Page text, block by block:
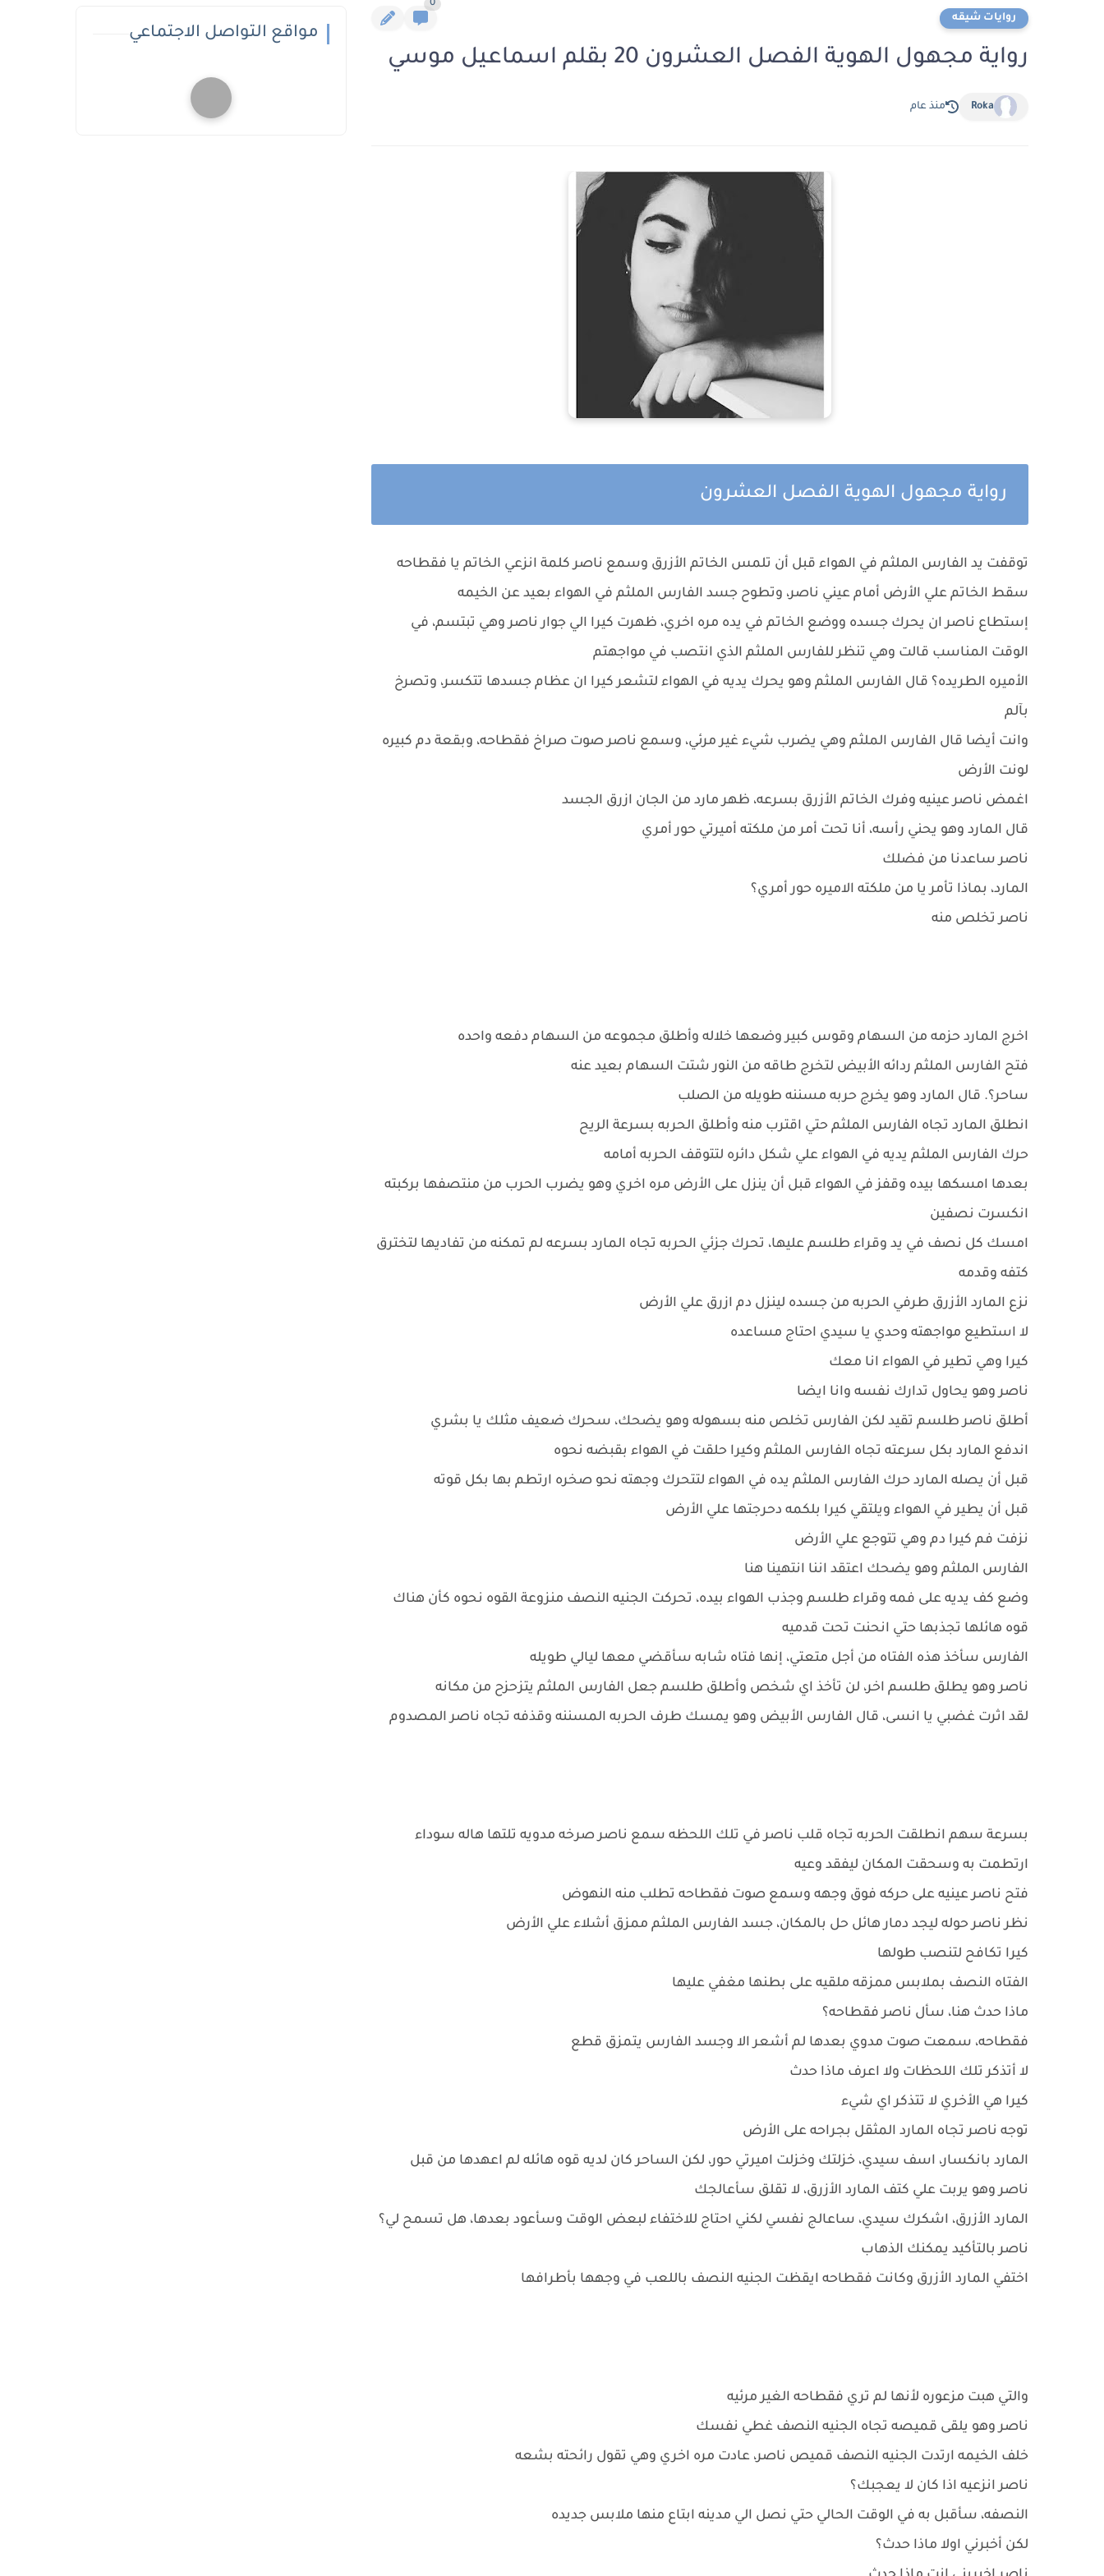
روايات شيقه
0
رواية مجهول الهوية الفصل العشرون 20 بقلم اسماعيل موسي
Roka منذ عام
رواية مجهول الهوية الفصل العشرون
توقفت يد الفارس الملثم في الهواء قبل أن تلمس الخاتم الأزرق وسمع ناصر كلمة انزعي الخاتم يا فقطاحه
سقط الخاتم علي الأرض أمام عيني ناصر، وتطوح جسد الفارس الملثم في الهواء بعيد عن الخيمه
إستطاع ناصر ان يحرك جسده ووضع الخاتم في يده مره اخري، ظهرت كيرا الي جوار ناصر وهي تبتسم، في
الوقت المناسب قالت وهي تنظر للفارس الملثم الذي انتصب في مواجهتم
الأميره الطريده؟ قال الفارس الملثم وهو يحرك يديه في الهواء لتشعر كيرا ان عظام جسدها تتكسر، وتصرخ
بآلم
وانت أيضا قال الفارس الملثم وهي يضرب شيء غير مرئي، وسمع ناصر صوت صراخ فقطاحه، وبقعة دم كبيره
لونت الأرض
اغمض ناصر عينيه وفرك الخاتم الأزرق بسرعه، ظهر مارد من الجان ازرق الجسد
قال المارد وهو يحني رأسه، أنا تحت أمر من ملكته أميرتي حور أمري
ناصر ساعدنا من فضلك
المارد، بماذا تأمر يا من ملكته الاميره حور أمري؟
ناصر تخلص منه
اخرج المارد حزمه من السهام وقوس كبير وضعها خلاله وأطلق مجموعه من السهام دفعه واحده
فتح الفارس الملثم ردائه الأبيض لتخرج طاقه من النور شتت السهام بعيد عنه
ساحر؟. قال المارد وهو يخرج حربه مسننه طويله من الصلب
انطلق المارد تجاه الفارس الملثم حتي اقترب منه وأطلق الحربه بسرعة الريح
حرك الفارس الملثم يديه في الهواء علي شكل دائره لتتوقف الحربه أمامه
بعدها امسكها بيده وقفز في الهواء قبل أن ينزل على الأرض مره اخري وهو يضرب الحرب من منتصفها بركبته
انكسرت نصفين
امسك كل نصف في يد وقراء طلسم عليها، تحرك جزئي الحربه تجاه المارد بسرعه لم تمكنه من تفاديها لتخترق
كتفه وقدمه
نزع المارد الأزرق طرفي الحربه من جسده لينزل دم ازرق علي الأرض
لا استطيع مواجهته وحدي يا سيدي احتاج مساعده
كيرا وهي تطير في الهواء انا معك
ناصر وهو يحاول تدارك نفسه وانا ايضا
أطلق ناصر طلسم تقيد لكن الفارس تخلص منه بسهوله وهو يضحك، سحرك ضعيف مثلك يا بشري
اندفع المارد بكل سرعته تجاه الفارس الملثم وكيرا حلقت في الهواء بقبضه نحوه
قبل أن يصله المارد حرك الفارس الملثم يده في الهواء لتتحرك وجهته نحو صخره ارتطم بها بكل قوته
قبل أن يطير في الهواء ويلتقي كيرا بلكمه دحرجتها علي الأرض
نزفت فم كيرا دم وهي تتوجع علي الأرض
الفارس الملثم وهو يضحك اعتقد اننا انتهينا هنا
وضع كف يديه على فمه وقراء طلسم وجذب الهواء بيده، تحركت الجنيه النصف منزوعة القوه نحوه كأن هناك
قوه هائلها تجذبها حتي انحنت تحت قدميه
الفارس سأخذ هذه الفتاه من أجل متعتي، إنها فتاه شابه سأقضي معها ليالي طويله
ناصر وهو يطلق طلسم اخر، لن تأخذ اي شخص وأطلق طلسم جعل الفارس الملثم يتزحزح من مكانه
لقد اثرت غضبي يا انسى، قال الفارس الأبيض وهو يمسك طرف الحربه المسننه وقذفه تجاه ناصر المصدوم
بسرعة سهم انطلقت الحربه تجاه قلب ناصر في تلك اللحظه سمع ناصر صرخه مدويه تلتها هاله سوداء
ارتطمت به وسحقت المكان ليفقد وعيه
فتح ناصر عينيه على حركه فوق وجهه وسمع صوت فقطاحه تطلب منه النهوض
نظر ناصر حوله ليجد دمار هائل حل بالمكان، جسد الفارس الملثم ممزق أشلاء علي الأرض
كيرا تكافح لتنصب طولها
الفتاه النصف بملابس ممزقه ملقيه على بطنها مغفي عليها
ماذا حدث هنا، سأل ناصر فقطاحه؟
فقطاحه، سمعت صوت مدوي بعدها لم أشعر الا وجسد الفارس يتمزق قطع
لا أتذكر تلك اللحظات ولا اعرف ماذا حدث
كيرا هي الأخري لا تتذكر اي شيء
توجه ناصر تجاه المارد المثقل بجراحه على الأرض
المارد بانكسار، اسف سيدي، خزلتك وخزلت اميرتي حور، لكن الساحر كان لديه قوه هائله لم اعهدها من قبل
ناصر وهو يربت علي كتف المارد الأزرق، لا تقلق سأعالجك
المارد الأزرق، اشكرك سيدي، ساعالج نفسي لكني احتاج للاختفاء لبعض الوقت وسأعود بعدها، هل تسمح لي؟
ناصر بالتأكيد يمكنك الذهاب
اختفي المارد الأزرق وكانت فقطاحه ايقظت الجنيه النصف باللعب في وجهها بأطرافها
والتي هبت مزعوره لأنها لم تري فقطاحه الغير مرئيه
ناصر وهو يلقى قميصه تجاه الجنيه النصف غطي نفسك
خلف الخيمه ارتدت الجنيه النصف قميص ناصر، عادت مره اخري وهي تقول رائحته بشعه
ناصر انزعيه اذا كان لا يعجبك؟
النصفه، سأقبل به في الوقت الحالي حتي نصل الي مدينه ابتاع منها ملابس جديده
لكن أخبرني اولا ماذا حدث؟
مواقع التواصل الاجتماعي